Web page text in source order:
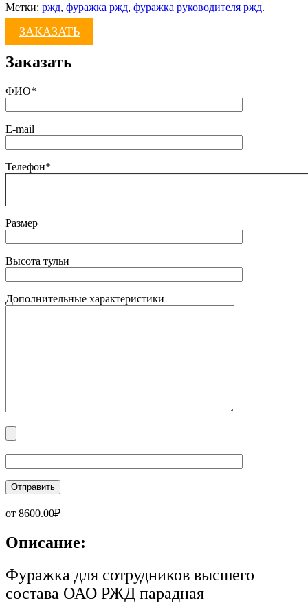
Метки: ржд, фуражка ржд, фуражка руководителя ржд.
ЗАКАЗАТЬ
Заказать
ФИО*
E-mail
Телефон*
Размер
Высота тульи
Дополнительные характеристики
от 8600.00₽
Описание:
Фуражка для сотрудников высшего
состава ОАО РЖД парадная